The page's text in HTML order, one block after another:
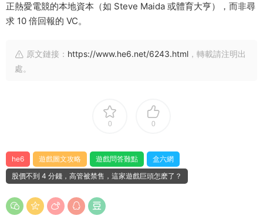
正熱愛電競的本地資本（如 Steve Maida 或體育大亨），而非尋
求 10 倍回報的 VC。
原文鏈接： https://www.he6.net/6243.html ，轉載請注明出
處。
0 0
he6 遊戲圖文攻略 遊戲問答難點
盒六網
股價不到 4 分錢，高管被禁售，這家遊戲巨頭怎麽了？